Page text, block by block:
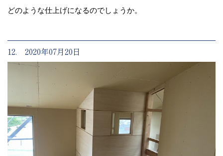
どのような仕上げになるのでしょうか。
12. 2020年07月20日